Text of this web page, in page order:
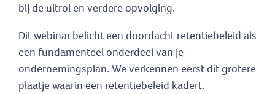
bij de uitrol en verdere opvolging.
Dit webinar belicht een doordacht retentiebeleid als
een fundamenteel onderdeel van je
ondernemingsplan. We verkennen eerst dit grotere
plaatje waarin een retentiebeleid kadert.